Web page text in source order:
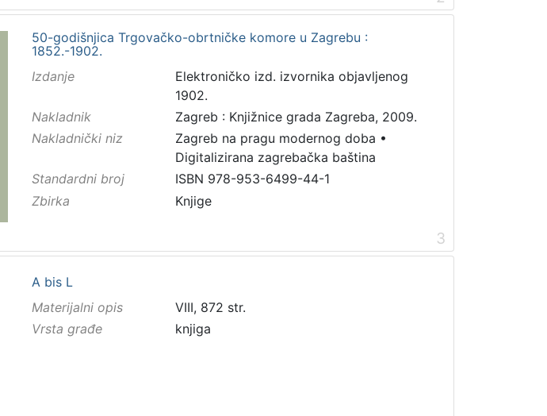
50-godišnjica Trgovačko-obrtničke komore u Zagrebu :
1852.-1902.
Izdanje
Elektroničko izd. izvornika objavljenog
1902.
Nakladnik
Zagreb : Knjižnice grada Zagreba, 2009.
Nakladnički niz
Zagreb na pragu modernog doba •
Digitalizirana zagrebačka baština
Standardni broj
ISBN 978-953-6499-44-1
Zbirka
Knjige
3
A bis L
Materijalni opis
VIII, 872 str.
Vrsta građe
knjiga